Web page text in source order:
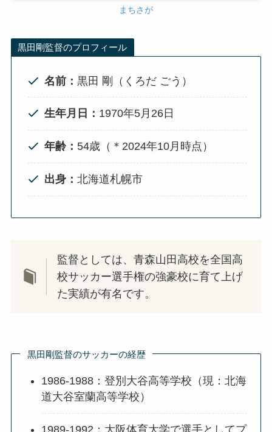
まちさが
黒田剛監督のプロフィール
名前： 黒田 剛（くろだ ごう）
生年月日： 1970年5月26日
年齢： 54歳（＊2024年10月時点）
出身： 北海道札幌市
監督としては、青森山田高校を全国高
校サッカー選手権の強豪校に育て上げ
た実績が有名です。
黒田剛監督のサッカーの経歴
1986-1988：登別大谷高等学校（現：北海
道大谷室蘭高等学校）